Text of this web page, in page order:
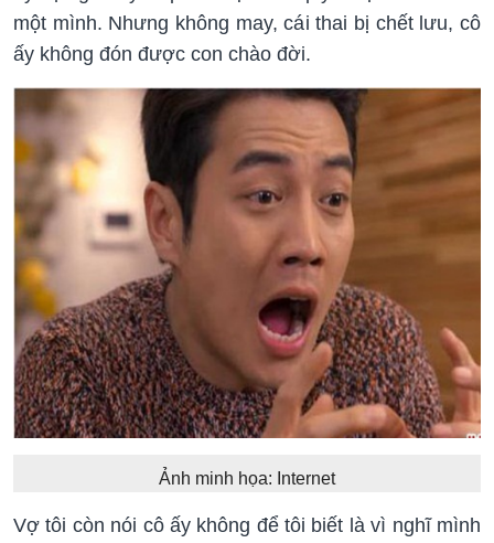
một mình. Nhưng không may, cái thai bị chết lưu, cô
ấy không đón được con chào đời.
Ảnh minh họa: Internet
Vợ tôi còn nói cô ấy không để tôi biết là vì nghĩ mình